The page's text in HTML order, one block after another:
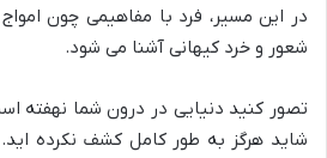
در این مسیر، فرد با مفاهیمی چون امواج
شعور و خرد کیهانی آشنا می شود.
تصور کنید دنیایی در درون شما نهفته
شاید هرگز به طور کامل کشف نکرده